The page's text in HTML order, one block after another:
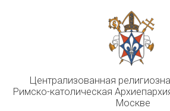
Централизованная
Римско-католическая
Москве